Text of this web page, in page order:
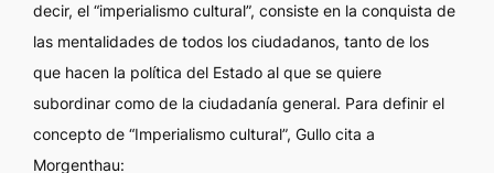
decir, el “imperialismo cultural”, consiste en la conquista de
las mentalidades de todos los ciudadanos, tanto de los
que hacen la política del Estado al que se quiere
subordinar como de la ciudadanía general. Para definir el
concepto de “Imperialismo cultural”, Gullo cita a
Morgenthau: